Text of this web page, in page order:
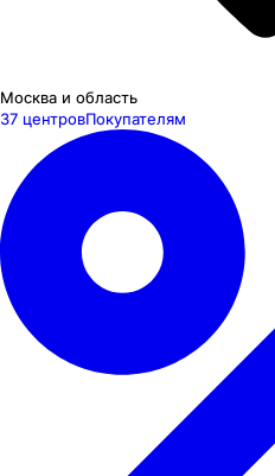
Москва и область
37 центровПокупателям